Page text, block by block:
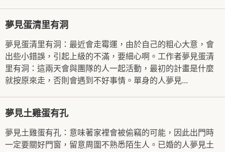
夢見蛋清里有洞
夢見蛋清里有洞：最近會走霉運，由於自己的粗心大意，會
出些小錯誤，引起上級的不滿，要細心啊。工作者夢見蛋清
里有洞：這兩天會與團隊的人一起活動，最初的計畫是什麼
就按原來走，否則會遇到不好事情。單身的人夢見...
夢見土雞蛋有孔
夢見土雞蛋有孔：意味著家裡會被偷竊的可能，因此出門時
一定要關好門窗，留意周圍不熟悉陌生人。已婚的人夢見土